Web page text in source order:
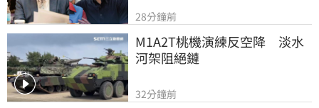
28分鐘前
M1A2T桃機演練反空降　淡水
河架阻絕鏈
32分鐘前